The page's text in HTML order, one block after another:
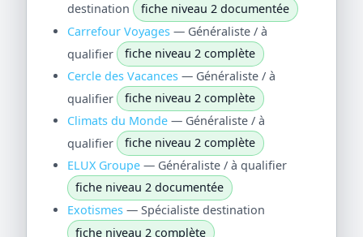
destination
fiche niveau 2 documentée
Carrefour Voyages— Généraliste / à
qualifier
fiche niveau 2 complète
Cercle des Vacances— Généraliste / à
qualifier
fiche niveau 2 complète
Climats du Monde— Généraliste / à
qualifier
fiche niveau 2 complète
ELUX Groupe— Généraliste / à qualifier
fiche niveau 2 documentée
Exotismes— Spécialiste destination
fiche niveau 2 complète